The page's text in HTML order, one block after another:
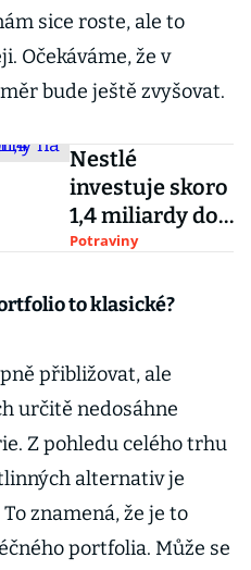
sice roste, ale to
Očekáváme, že v
bude ještě zvyšovat.
Nestlé
investuje skoro
1,4 miliardy do
české továrny
masa, rozšíří
Potraviny
to klasické?
přibližovat, ale
určitě nedosáhne
Z pohledu celého trhu
alternativ je
znamená, že je to
portfolia. Může se